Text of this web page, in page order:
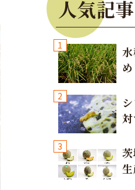
人気記事
1
2
3